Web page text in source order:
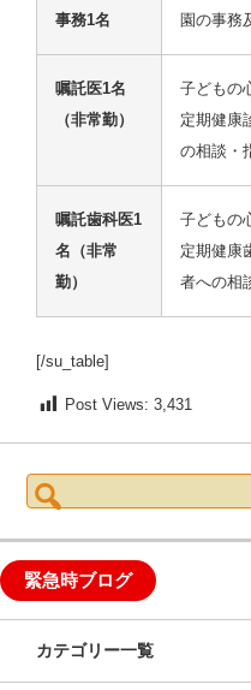
事務1名 園の事務
嘱託医1名
（非常勤）
子どもの
定期健康
の相談・
嘱託歯科医1
名（非常
勤）
子どもの
定期健康
者への相
[/su_table]
Post Views: 3,431
検
索:
緊急時ブログ
カテゴリー一覧